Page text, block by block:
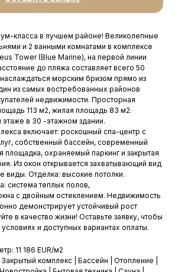
класса в лучшем районе! Великолепные
и 2 ванными комнатами в комплексе
Tower (Blue Marine), на первой линии
до пляжа составляет всего 50
морским бризом прямо из
из самых востребованных районов
недвижимости. Просторная
113 м2, жилая площадь 83 м2.
в 30 -этажном здании.
включает: роскошный спа-центр с
собственный бассейн, современный
площадка, охраняемый паркинг и закрытая
Из окон открывается захватывающий вид
виды. Отделка: высокие потолки.
система теплых полов,
с двойным остеклением. Недвижимость
демонстрирует устойчивый рост
в качество жизни! Оставьте заявку, чтобы
и доступных вариантах оплаты.
11 186 EUR/м2
комплекс | Бассейн | Отопление |